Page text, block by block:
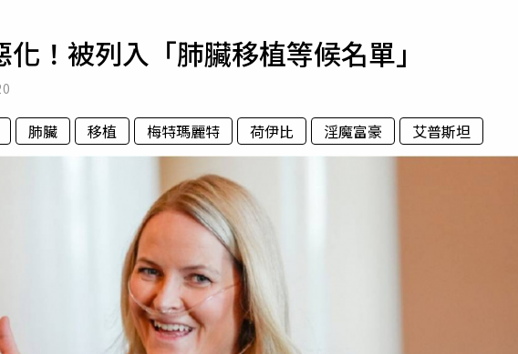
專欄
產新勢力
運勢
梅酒
！被列入「肺臟移植等候名單」
肺臟 移植 梅特瑪麗特 荷伊比 淫魔富豪 艾普斯坦